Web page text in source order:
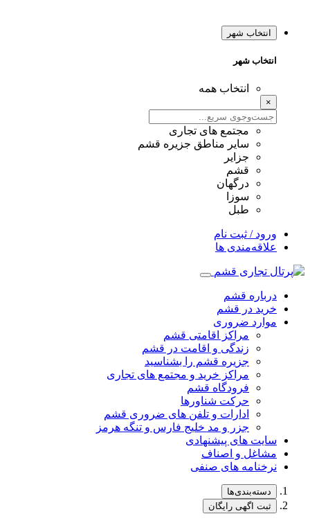
انتخاب شهر
انتخاب شهر
انتخاب همه
×
مجتمع های تجاری
سایر مناطق جزیره قشم
جزایر
قشم
درگهان
سوزا
طبل
ورود / ثبت نام
علاقه‌مندی ها
درباره قشم
خرید در قشم
موارد ضروری
مراکز اقامتی قشم
زندگی و اقامت در قشم
جزیره قشم را بشناسید
مراکز خرید و مجتمع های تجاری
فرودگاه قشم
حرکت شناورها
ادارات و تلفن های ضروری قشم
جزر و مد خلیج فارس و تنگه هرمز
سایت های پیشنهادی
مشاغل و اصناف
نرخنامه های صنفی
دسته‌بندی‌ها
ثبت اگهی رایگان